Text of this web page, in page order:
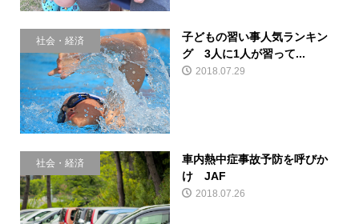
社会・経済
子どもの習い事人気ランキン
グ 3人に1人が習って...
2018.07.29
社会・経済
車内熱中症事故予防を呼びか
け JAF
2018.07.26